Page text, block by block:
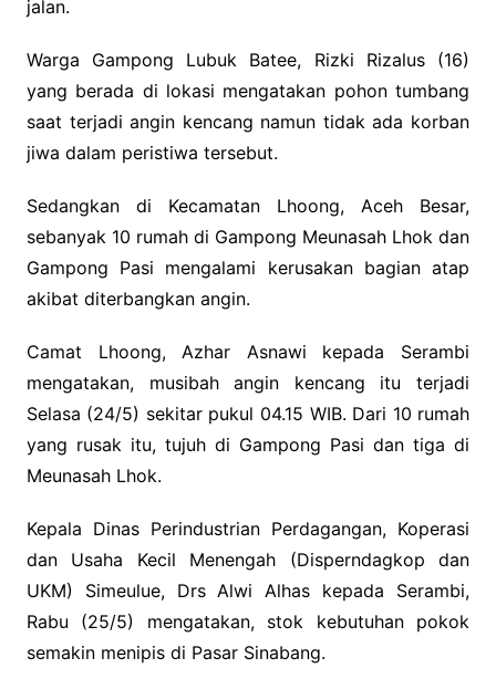
jalan.
Warga Gampong Lubuk Batee, Rizki Rizalus (16)
yang berada di lokasi mengatakan pohon tumbang
saat terjadi angin kencang namun tidak ada korban
jiwa dalam peristiwa tersebut.
Sedangkan di Kecamatan Lhoong, Aceh Besar,
sebanyak 10 rumah di Gampong Meunasah Lhok dan
Gampong Pasi mengalami kerusakan bagian atap
akibat diterbangkan angin.
Camat Lhoong, Azhar Asnawi kepada Serambi
mengatakan, musibah angin kencang itu terjadi
Selasa (24/5) sekitar pukul 04.15 WIB. Dari 10 rumah
yang rusak itu, tujuh di Gampong Pasi dan tiga di
Meunasah Lhok.
Kepala Dinas Perindustrian Perdagangan, Koperasi
dan Usaha Kecil Menengah (Disperndagkop dan
UKM) Simeulue, Drs Alwi Alhas kepada Serambi,
Rabu (25/5) mengatakan, stok kebutuhan pokok
semakin menipis di Pasar Sinabang.